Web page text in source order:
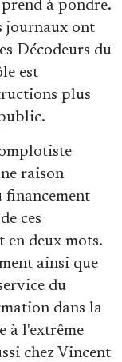
à pondre.
journaux ont
Décodeurs du
est
plus
raison
financement
ces
en deux mots.
ainsi que
du
dans la
à l'extrême
chez Vincent